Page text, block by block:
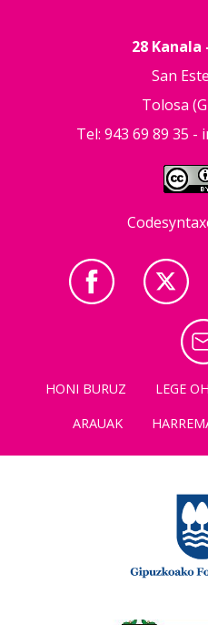
28
San
Tolosa
Tel: 943 69 89 35 -
HONI BURUZ LEGE
ARAUAK